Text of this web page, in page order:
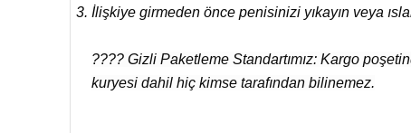
İlişkiye girmeden önce penisinizi yıkayın veya
???? Gizli Paketleme Standartımız: Kargo
kuryesi dahil hiç kimse tarafından bilinemez.